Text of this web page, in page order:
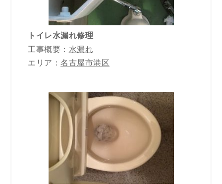
トイレ水漏れ修理
工事概要： 水漏れ
エリア：名古屋市港区